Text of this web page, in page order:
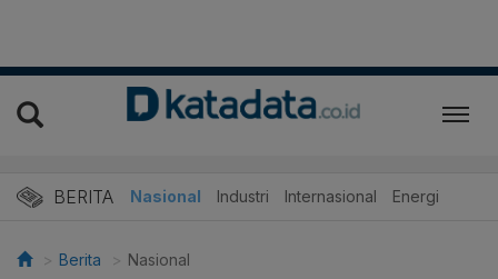
BERITA Nasional Industri Internasional Energi
Berita Nasional